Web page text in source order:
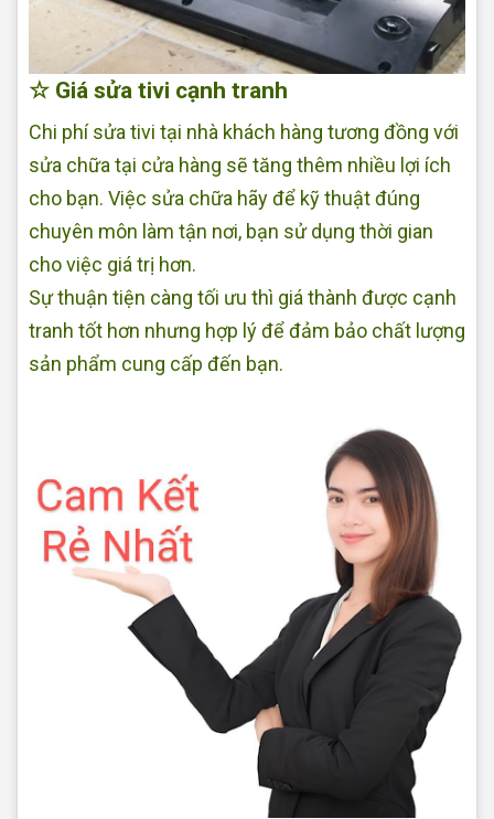
☆ Giá sửa tivi cạnh tranh
Chi phí sửa tivi tại nhà khách hàng tương đồng với
sửa chữa tại cửa hàng sẽ tăng thêm nhiều lợi ích
cho bạn. Việc sửa chữa hãy để kỹ thuật đúng
chuyên môn làm tận nơi, bạn sử dụng thời gian
cho việc giá trị hơn.
Sự thuận tiện càng tối ưu thì giá thành được cạnh
tranh tốt hơn nhưng hợp lý để đảm bảo chất lượng
sản phẩm cung cấp đến bạn.